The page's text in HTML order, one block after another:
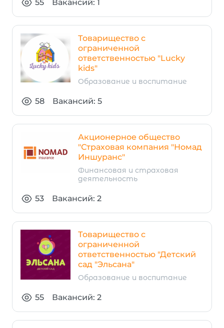
55 Вакансий: 1
Товарищество с
ограниченной
ответственностью "Lucky
kids"
Образование и воспитание
58 Вакансий: 5
Акционерное общество
"Страховая компания "Номад
Иншуранс"
Финансовая и страховая
деятельность
53 Вакансий: 2
Товарищество с
ограниченной
ответственностью "Детский
сад "Эльсана"
Образование и воспитание
55 Вакансий: 2